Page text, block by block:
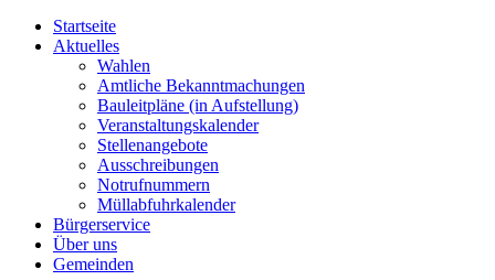
Startseite
Aktuelles
Wahlen
Amtliche Bekanntmachungen
Bauleitpläne (in Aufstellung)
Veranstaltungskalender
Stellenangebote
Ausschreibungen
Notrufnummern
Müllabfuhrkalender
Bürgerservice
Über uns
Gemeinden